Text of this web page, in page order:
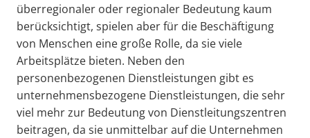
überregionaler oder regionaler Bedeutung kaum
berücksichtigt, spielen aber für die Beschäftigung
von Menschen eine große Rolle, da sie viele
Arbeitsplätze bieten. Neben den
personenbezogenen Dienstleistungen gibt es
unternehmensbezogene Dienstleistungen, die sehr
viel mehr zur Bedeutung von Dienstleitungszentren
beitragen, da sie unmittelbar auf die Unternehmen